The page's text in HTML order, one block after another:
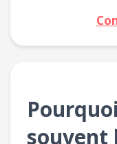
souvent